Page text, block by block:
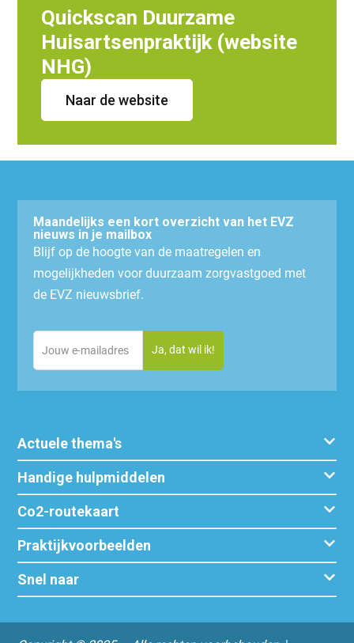
Quickscan Duurzame
Huisartsenpraktijk (website
NHG)
Naar de website
Maandelijks een kort overzicht van het EVZ
nieuws in je mailbox
Blijf op de hoogte van de maatregelen en
mogelijkheden voor duurzaam zorgvastgoed met
de EVZ nieuwsbrief.
Actuele thema's
Handige hulpmiddelen
Co2-routekaart
Praktijkvoorbeelden
Snel naar